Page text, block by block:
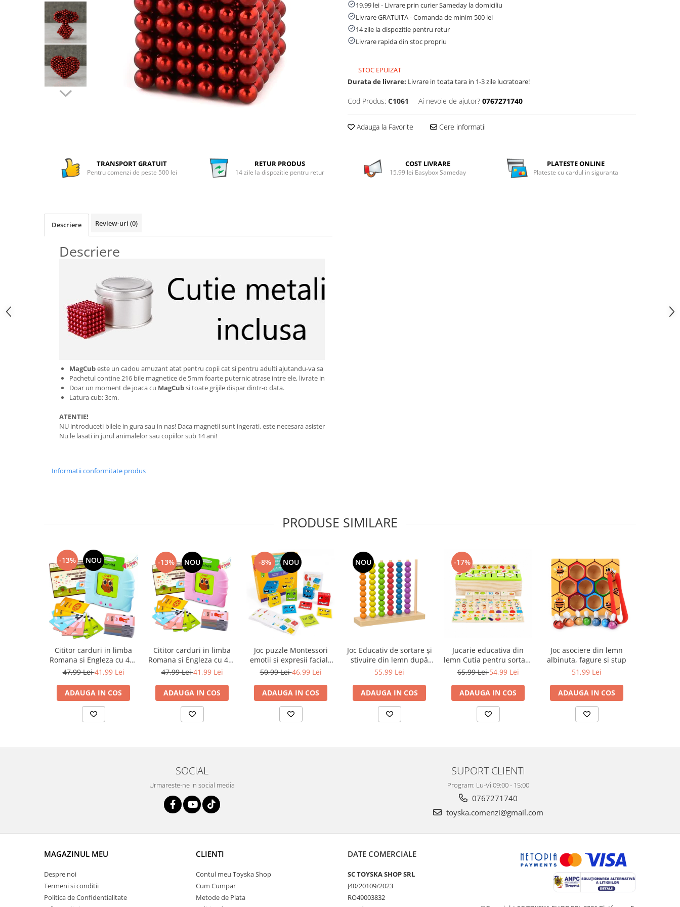
Tablite educative
19.99 lei - Livrare prin curier Sameday la domiciliu
Livrare GRATUITA - Comanda de minim 500 lei
14 zile la dispozitie pentru retur
Livrare rapida din stoc propriu
STOC EPUIZAT
Durata de livrare: Livrare in toata tara in 1-3 zile lucratoare!
Cod Produs: C1061 Ai nevoie de ajutor? 0767271740
Adauga la Favorite Cere informatii
TRANSPORT GRATUIT
Pentru comenzi de peste 500 lei
RETUR PRODUS
14 zile la dispozitie pentru retur
COST LIVRARE
15.99 lei Easybox Sameday
PLATESTE ONLINE
Plateste cu cardul in siguranta
Descriere Review-uri (0)
Descriere
MagCubeste un cadou amuzant atat pentru copii cat si pentru adulti ajutandu-va sa va dezvoltati imaginatia si creativitatea.
Pachetul contine 216 bile magnetice de 5mm foarte puternic atrase intre ele, livrate intr-o eleganta cutie metalica.
Doar un moment de joaca cu MagCubsi toate grijile dispar dintr-o data.
Latura cub: 3cm.
ATENTIE!
NU introduceti bilele in gura sau in nas! Daca magnetii sunt ingerati, este necesara asistenta medicala imediata.
Nu le lasati in jurul animalelor sau copiilor sub 14 ani!
Informatii conformitate produs
PRODUSE SIMILARE
-13% NOU
Cititor carduri in limba
Romana si Engleza cu 448
cuvinte, 224 imagini,
albastru
47,99 Lei41,99 Lei
ADAUGA IN COS
-13% NOU
Cititor carduri in limba
Romana si Engleza cu 448
cuvinte, 224 imagini,
47,99 Lei41,99 Lei
ADAUGA IN COS
-8% NOU
Joc puzzle Montessori
emotii si expresii faciale
cuburi din lemn,
50,99 Lei46,99 Lei
ADAUGA IN COS
NOU
Joc Educativ de sortare și
stivuire din lemn după
culoare, multicolor
55,99 Lei
ADAUGA IN COS
-17%
Jucarie educativa din
lemn Cutia pentru sortare
in limba Romana si
65,99 Lei54,99 Lei
ADAUGA IN COS
Joc asociere din lemn
albinuta, fagure si stup
51,99 Lei
ADAUGA IN COS
SOCIAL
Urmareste-ne in social media
SUPORT CLIENTI
Program: Lu-Vi 09:00 - 15:00
0767271740
toyska.comenzi@gmail.com
MAGAZINUL MEU
Despre noi
Termeni si conditii
Politica de Confidentialitate
CLIENTI
Contul meu Toyska Shop
Cum Cumpar
Metode de Plata
DATE COMERCIALE
SC TOYSKA SHOP SRL
J40/20109/2023
RO49003832